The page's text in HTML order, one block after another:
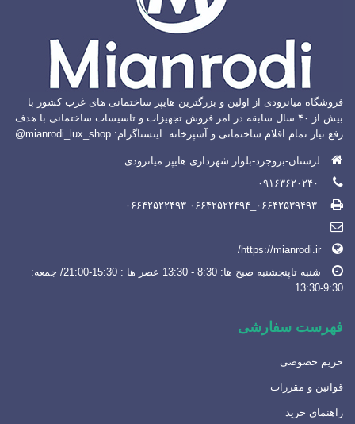
فروشگاه میانرودی از اولین و بزرگترین هایپر ساختمانی های غرب کشور با
بیش از ۴۰ سال سابقه در امر فروش تجهیزات و تاسیسات ساختمانی با هدف
رفع نیاز تمام اقلام ساختمانی و آشپزخانه. اینستاگرام: mianrodi_lux_shop@
لرستان-بروجرد-بلوار شهرداری هایپر میانرودی
https://mianrodi.ir/
شنبه تاپنجشنبه صبح ها: 8:30 - 13:30 عصر ها : 15:30-21:00/ جمعه:
9:30-13:30
فهرست سفارشی
حریم خصوصی
قوانین و مقررات
راهنمای خرید